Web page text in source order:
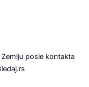
posle kontakta